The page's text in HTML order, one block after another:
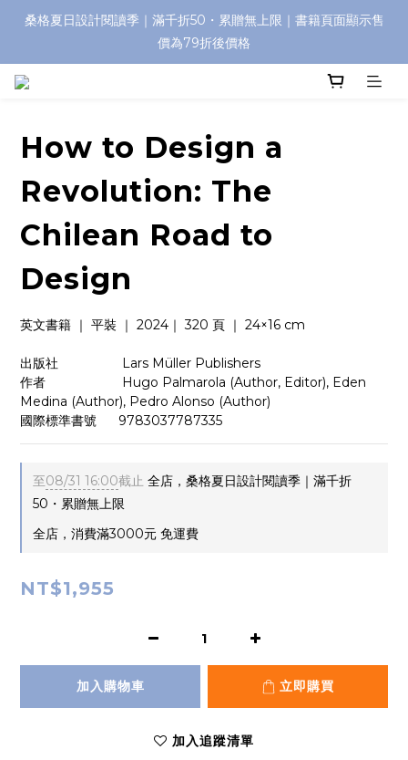
桑格夏日設計閱讀季｜滿千折50・累贈無上限｜書籍頁面顯示售
價為79折後價格
How to Design a
Revolution: The
Chilean Road to
Design
英文書籍 ｜ 平裝 ｜ 2024｜ 320 頁 ｜ 24×16 cm
出版社　　   　    Lars Müller Publishers
作者　　　　       Hugo Palmarola (Author, Editor), Eden
Medina (Author), Pedro Alonso (Author)
國際標準書號      9783037787335
至08/31 16:00截止 全店，桑格夏日設計閱讀季｜滿千折
50・累贈無上限
全店，消費滿3000元 免運費
NT$1,955
加入購物車 立即購買
加入追蹤清單